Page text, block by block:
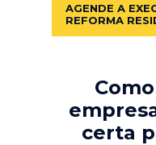
AGENDE A
REFORMA
certa